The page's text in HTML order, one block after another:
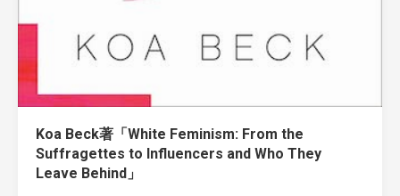
Koa Beck著「White Feminism: From the
Suffragettes to Influencers and Who They
Leave Behind」